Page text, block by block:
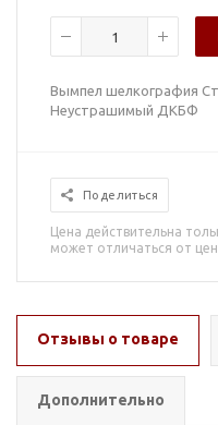
Вымпел шелкография
Неустрашимый ДКБФ
Поделиться
Цена действительна
может отличаться от
Отзывы о товаре
Дополнительно